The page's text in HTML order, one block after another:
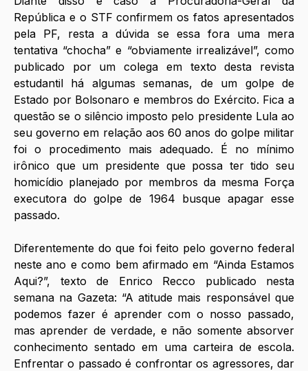
República e o STF confirmem os fatos apresentados
pela PF, resta a dúvida se essa fora uma mera
tentativa “chocha” e “obviamente irrealizável”, como
publicado por um colega em texto desta revista
estudantil há algumas semanas, de um golpe de
Estado por Bolsonaro e membros do Exército. Fica a
questão se o silêncio imposto pelo presidente Lula ao
seu governo em relação aos 60 anos do golpe militar
foi o procedimento mais adequado. É no mínimo
irônico que um presidente que possa ter tido seu
homicídio planejado por membros da mesma Força
executora do golpe de 1964 busque apagar esse
passado.
Diferentemente do que foi feito pelo governo federal
neste ano e como bem afirmado em “Ainda Estamos
Aqui?”, texto de Enrico Recco publicado nesta
semana na Gazeta: “A atitude mais responsável que
podemos fazer é aprender com o nosso passado,
mas aprender de verdade, e não somente absorver
conhecimento sentado em uma carteira de escola.
Enfrentar o passado é confrontar os agressores, dar